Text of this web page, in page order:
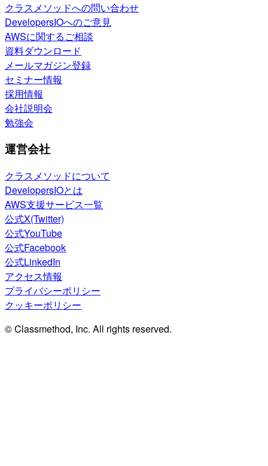
クラスメソッドへの問い合わせ
DevelopersIOへのご意見
AWSに関するご相談
資料ダウンロード
メールマガジン登録
セミナー情報
採用情報
会社説明会
勉強会
運営会社
クラスメソッドについて
DevelopersIOとは
AWS支援サービス一覧
公式X(Twitter)
公式YouTube
公式Facebook
公式LinkedIn
アクセス情報
プライバシーポリシー
クッキーポリシー
© Classmethod, Inc. All rights reserved.